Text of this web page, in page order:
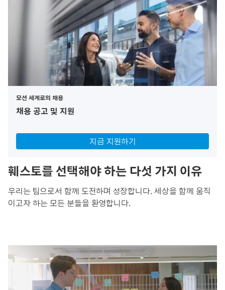
모션 세계로의 채용
채용 공고 및 지원
지금 지원하기
훼스토를 선택해야 하는 다섯 가지 이유
우리는 팀으로서 함께 도전하며 성장합니다. 세상을 함께 움직
이고자 하는 모든 분들을 환영합니다.